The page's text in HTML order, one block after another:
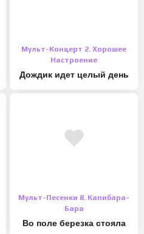
Мульт-Концерт 2. Хорошее
Настроение
Дождик идет целый день
Мульт-Песенки 8. Капибара-
Бара
Во поле березка стояла